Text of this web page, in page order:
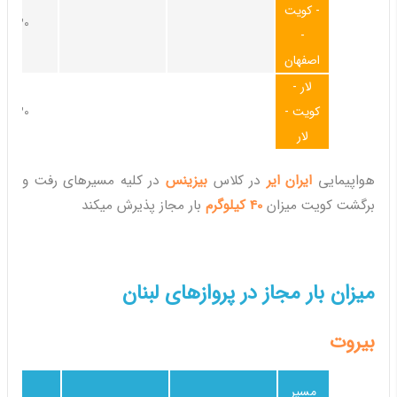
30کیلوگرم
- کویت
-
اصفهان
30کیلوگرم
لار -
کویت -
لار
هواپیمایی ایران ایر در کلاس بیزینس در کلیه مسیرهای رفت و
برگشت کویت میزان 40 کیلوگرم بار مجاز پذیرش میکند
میزان بار مجاز در پروازهای لبنان
بیروت
مسیر